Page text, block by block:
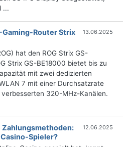
...
Router Strix
13.06.2025
hat den ROG Strix GS-
Strix GS-BE18000 bietet bis zu
mit zwei dedizierten
7 mit einer Durchsatzrate
320-MHz-Kanälen.
Zahlungsmethoden:
Spieler?
12.06.2025